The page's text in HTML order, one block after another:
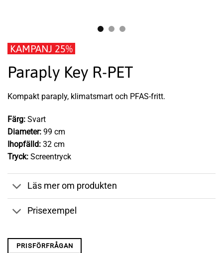
KAMPANJ 25%
Paraply Key R-PET
Kompakt paraply, klimatsmart och PFAS-fritt.
Färg: Svart
Diameter: 99 cm
Ihopfälld: 32 cm
Tryck: Screentryck
Läs mer om produkten
Prisexempel
PRISFÖRFRÅGAN